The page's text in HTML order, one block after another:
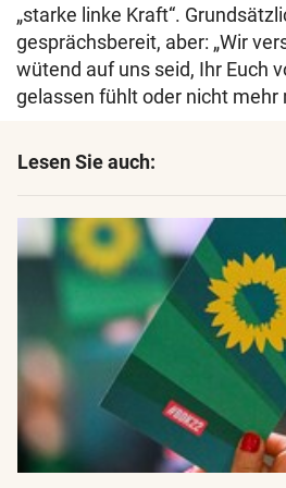
„starke linke Kraft“.
gesprächsbereit, aber: „Wir
wütend auf uns seid, Ihr Euch
gelassen fühlt oder nicht mehr
Lesen Sie auch: